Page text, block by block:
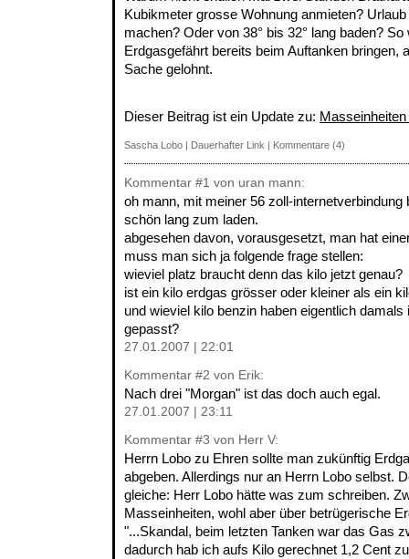
Kubikmeter grosse Wohnung anmieten?
machen? Oder von 38° bis 32° lang baden?
Erdgasgefährt bereits beim Auftanken bringen,
Sache gelohnt.
Dieser Beitrag ist ein Update zu:
Sascha Lobo | Dauerhafter Link | Kommentare (4)
Kommentar #1 von uran mann:
oh mann, mit meiner 56 zoll-internetverbindung
schön lang zum laden.
abgesehen davon, vorausgesetzt, man hat
muss man sich ja folgende frage stellen:
wieviel platz braucht denn das kilo jetzt genau?
ist ein kilo erdgas grösser oder kleiner als ein
und wieviel kilo benzin haben eigentlich
gepasst?
27.01.2007 | 22:01
Kommentar #2 von Erik:
Nach drei "Morgan" ist das doch auch egal.
27.01.2007 | 23:11
Kommentar #3 von Herr V:
Herrn Lobo zu Ehren sollte man zukünftig
abgeben. Allerdings nur an Herrn Lobo selbst.
gleiche: Herr Lobo hätte was zum schreiben.
Masseinheiten, wohl aber über betrügerische
"...Skandal, beim letzten Tanken war das Gas
dadurch hab ich aufs Kilo gerechnet 1,2 Cent